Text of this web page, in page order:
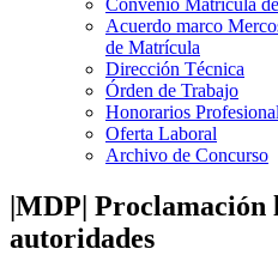
Convenio Matrícula
Acuerdo marco
de Matrícula
Dirección Técnica
Órden de Trabajo
Honorarios
Oferta Laboral
Archivo de Concurso
|MDP| Proclamación
autoridades